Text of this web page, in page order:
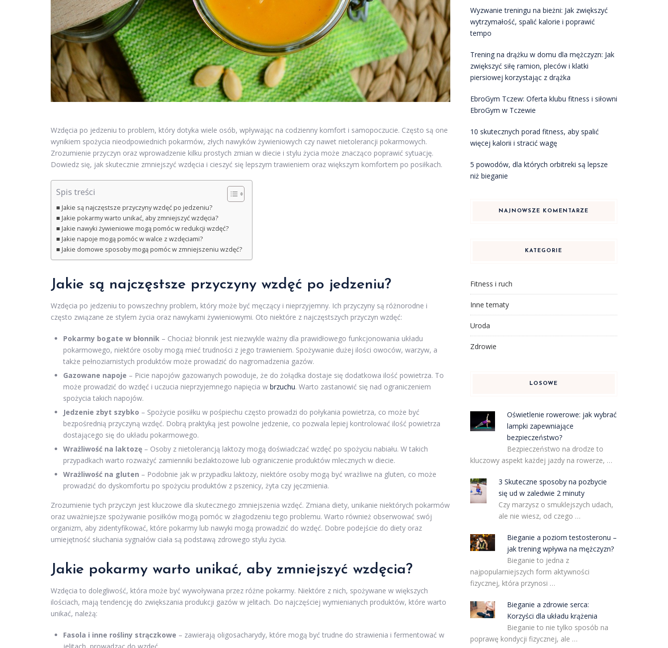
Wzdęcia po jedzeniu to problem, który dotyka wiele osób, wpływając na codzienny komfort i samopoczucie. Często są one
wynikiem spożycia nieodpowiednich pokarmów, złych nawyków żywieniowych czy nawet nietolerancji pokarmowych.
Zrozumienie przyczyn oraz wprowadzenie kilku prostych zmian w diecie i stylu życia może znacząco poprawić sytuację.
Dowiedz się, jak skutecznie zmniejszyć wzdęcia i cieszyć się lepszym trawieniem oraz większym komfortem po posiłkach.
Spis treści
Jakie są najczęstsze przyczyny wzdęć po jedzeniu?
Jakie pokarmy warto unikać, aby zmniejszyć wzdęcia?
Jakie nawyki żywieniowe mogą pomóc w redukcji wzdęć?
Jakie napoje mogą pomóc w walce z wzdęciami?
Jakie domowe sposoby mogą pomóc w zmniejszeniu wzdęć?
Jakie są najczęstsze przyczyny wzdęć po jedzeniu?
Wzdęcia po jedzeniu to powszechny problem, który może być męczący i nieprzyjemny. Ich przyczyny są różnorodne i
często związane ze stylem życia oraz nawykami żywieniowymi. Oto niektóre z najczęstszych przyczyn wzdęć:
Pokarmy bogate w błonnik – Chociaż błonnik jest niezwykle ważny dla prawidłowego funkcjonowania układu
pokarmowego, niektóre osoby mogą mieć trudności z jego trawieniem. Spożywanie dużej ilości owoców, warzyw, a
także pełnoziarnistych produktów może prowadzić do nagromadzenia gazów.
Gazowane napoje – Picie napojów gazowanych powoduje, że do żołądka dostaje się dodatkowa ilość powietrza. To
może prowadzić do wzdęć i uczucia nieprzyjemnego napięcia w brzuchu. Warto zastanowić się nad ograniczeniem
spożycia takich napojów.
Jedzenie zbyt szybko – Spożycie posiłku w pośpiechu często prowadzi do połykania powietrza, co może być
bezpośrednią przyczyną wzdęć. Dobrą praktyką jest powolne jedzenie, co pozwala lepiej kontrolować ilość powietrza
dostającego się do układu pokarmowego.
Wrażliwość na laktozę – Osoby z nietolerancją laktozy mogą doświadczać wzdęć po spożyciu nabiału. W takich
przypadkach warto rozważyć zamienniki bezlaktozowe lub ograniczenie produktów mlecznych w diecie.
Wrażliwość na gluten – Podobnie jak w przypadku laktozy, niektóre osoby mogą być wrażliwe na gluten, co może
prowadzić do dyskomfortu po spożyciu produktów z pszenicy, żyta czy jęczmienia.
Zrozumienie tych przyczyn jest kluczowe dla skutecznego zmniejszenia wzdęć. Zmiana diety, unikanie niektórych pokarmów
oraz uważniejsze spożywanie posiłków mogą pomóc w złagodzeniu tego problemu. Warto również obserwować swój
organizm, aby zidentyfikować, które pokarmy lub nawyki mogą prowadzić do wzdęć. Dobre podejście do diety oraz
umiejętność słuchania sygnałów ciała są podstawą zdrowego stylu życia.
Jakie pokarmy warto unikać, aby zmniejszyć wzdęcia?
Wzdęcia to dolegliwość, która może być wywoływana przez różne pokarmy. Niektóre z nich, spożywane w większych
ilościach, mają tendencję do zwiększania produkcji gazów w jelitach. Do najczęściej wymienianych produktów, które warto
unikać, należą:
Fasola i inne rośliny strączkowe – zawierają oligosacharydy, które mogą być trudne do strawienia i fermentować w
Wyzwanie treningu na bieżni: Jak zwiększyć
wytrzymałość, spalić kalorie i poprawić
tempo
Trening na drążku w domu dla mężczyzn: Jak
zwiększyć siłę ramion, pleców i klatki
piersiowej korzystając z drążka
EbroGym Tczew: Oferta klubu fitness i siłowni
EbroGym w Tczewie
10 skutecznych porad fitness, aby spalić
więcej kalorii i stracić wagę
5 powodów, dla których orbitreki są lepsze
niż bieganie
NAJNOWSZE KOMENTARZE
KATEGORIE
Fitness i ruch
Inne tematy
Uroda
Zdrowie
LOSOWE
Oświetlenie rowerowe: jak wybrać
lampki zapewniające
bezpieczeństwo?
Bezpieczeństwo na drodze to
kluczowy aspekt każdej jazdy na rowerze, …
3 Skuteczne sposoby na pozbycie
się ud w zaledwie 2 minuty
Czy marzysz o smuklejszych udach,
ale nie wiesz, od czego …
Bieganie a poziom testosteronu –
jak trening wpływa na mężczyzn?
Bieganie to jedna z
najpopularniejszych form aktywności
fizycznej, która przynosi …
Bieganie a zdrowie serca:
Korzyści dla układu krążenia
Bieganie to nie tylko sposób na
poprawę kondycji fizycznej, ale …